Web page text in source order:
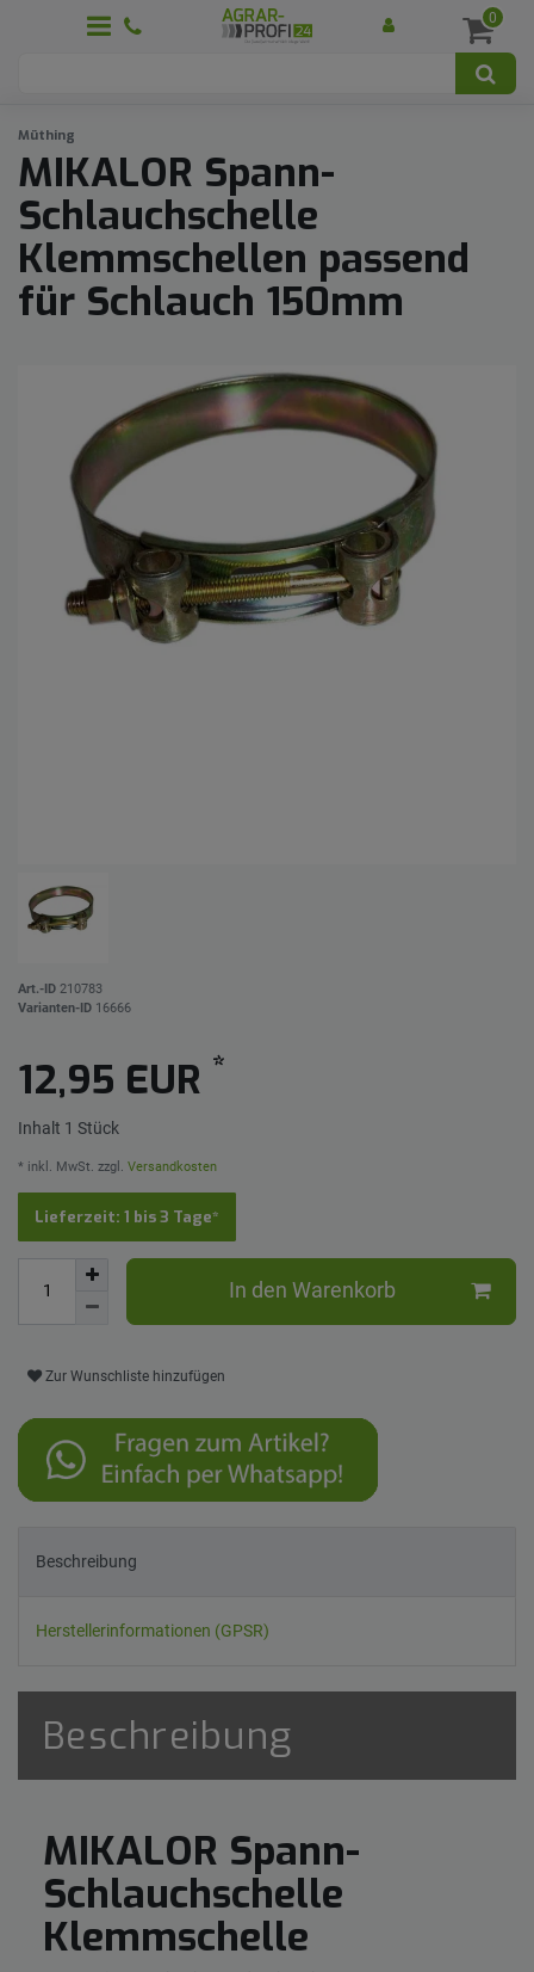
0
Müthing
MIKALOR Spann-
Schlauchschelle
Klemmschellen passend
für Schlauch 150mm
Art.-ID 210783
Varianten-ID 16666
12,95 EUR *
Inhalt 1 Stück
* inkl. MwSt. zzgl. Versandkosten
Lieferzeit: 1 bis 3 Tage*
In den Warenkorb
Zur Wunschliste hinzufügen
Beschreibung
Herstellerinformationen (GPSR)
Beschreibung
MIKALOR Spann-
Schlauchschelle
Klemmschelle